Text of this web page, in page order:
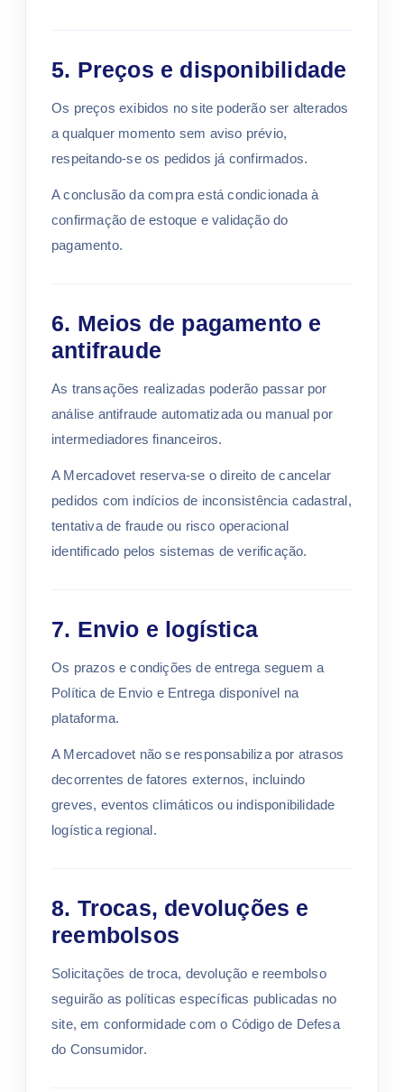
5. Preços e disponibilidade
Os preços exibidos no site poderão ser alterados
a qualquer momento sem aviso prévio,
respeitando-se os pedidos já confirmados.
A conclusão da compra está condicionada à
confirmação de estoque e validação do
pagamento.
6. Meios de pagamento e
antifraude
As transações realizadas poderão passar por
análise antifraude automatizada ou manual por
intermediadores financeiros.
A Mercadovet reserva-se o direito de cancelar
pedidos com indícios de inconsistência cadastral,
tentativa de fraude ou risco operacional
identificado pelos sistemas de verificação.
7. Envio e logística
Os prazos e condições de entrega seguem a
Política de Envio e Entrega disponível na
plataforma.
A Mercadovet não se responsabiliza por atrasos
decorrentes de fatores externos, incluindo
greves, eventos climáticos ou indisponibilidade
logística regional.
8. Trocas, devoluções e
reembolsos
Solicitações de troca, devolução e reembolso
seguirão as políticas específicas publicadas no
site, em conformidade com o Código de Defesa
do Consumidor.